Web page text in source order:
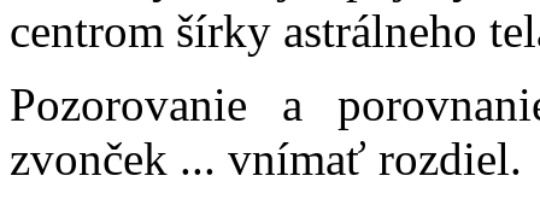
centrom šírky astrálneho
Pozorovanie a
zvonček ... vnímať rozdiel.